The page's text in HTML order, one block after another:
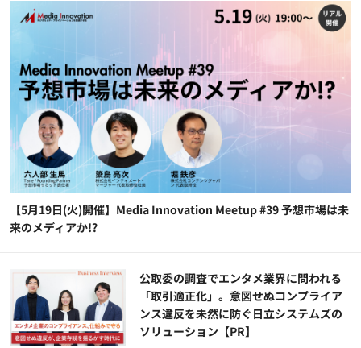
【5月19日(火)開催】Media Innovation Meetup #39 予想市場は未
来のメディアか!?
公​​取委の調査でエンタメ業界に問われる
「取引適正化」。意図せぬコンプライア
ンス違反を未然に防ぐ日立システムズの
ソリューション​【PR】